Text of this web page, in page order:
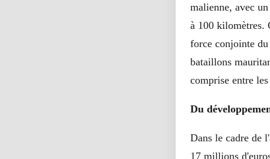
malienne, avec
à 100 kilomètres.
force conjointe
bataillons
comprise entre
Du
Dans le cadre de
17 millions